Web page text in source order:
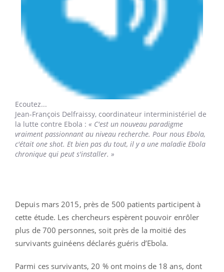
Ecoutez...
Jean-François Delfraissy, coordinateur interministériel de
la lutte contre Ebola : « C'est un nouveau paradigme
vraiment passionnant au niveau recherche. Pour nous Ebola,
c'était one shot. Et bien pas du tout, il y a une maladie Ebola
chronique qui peut s'installer. »
Depuis mars 2015, près de 500 patients participent à
cette étude. Les chercheurs espèrent pouvoir enrôler
plus de 700 personnes, soit près de la moitié des
survivants guinéens déclarés guéris d’Ebola.
Parmi ces survivants, 20 % ont moins de 18 ans, dont